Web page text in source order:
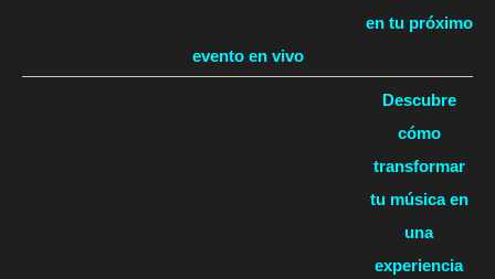
en tu próximo
evento en vivo
Descubre
cómo
transformar
tu música en
una
experiencia